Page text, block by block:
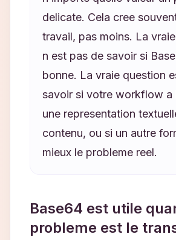
delicate. Cela cree
travail, pas moins. La
n est pas de savoir si
bonne. La vraie question
savoir si votre workflow a
une representation
contenu, ou si un autre
mieux le probleme reel.
Base64 est utile
probleme est le